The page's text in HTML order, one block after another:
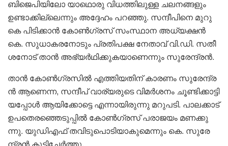
ബി​ജെ​പി​യി​ലോ ‌യാഥൊരു വിധത്തിലുള്ള ചലനങ്ങളും
ഉണ്ടാക്കില്ലെന്നും അ​ദ്ദേ​ഹം പ​റ​ഞ്ഞു. സ​ന്ദീ​പി​നെ മു​റു​
കെ പി​ടി​ക്കാ​ൻ കോ​ൺ​ഗ്ര​സ് സം​സ്ഥാ​ന അ​ധ്യ​ക്ഷ​ൻ
കെ. ​സു​ധാ​ക​ര​നോ​ടും പ്ര​തി​പ​ക്ഷ നേ​താ​വ് വി.​ഡി. സ​തീ​
ശ​നോ​ട് താൻ അ​ഭ്യ​ർ​ഥി​ക്കു​ക​യാ​ണെന്നും സുരേന്ദ്രൻ.
താ​ൻ കോ​ൺ​ഗ്ര​സി​ൽ എ​ത്തി​യ​തി​ന് കാ​ര​ണം സു​രേ​ന്ദ്ര​
ൻ ആ​ണെ​ന്ന, സ​ന്ദീ​പ് വാ​ര്യ​രു​ടെ വി​മ​ർ​ശ​നം ചൂ​ണ്ടി​ക്കാ​ട്ടി​
യ​പ്പോ​ൾ ആ​യി​ക്കോ​ട്ടെ എ​ന്നാ​യി​രു​ന്നു മറുപടി. പാ​ല​ക്കാ​ട്
ഉ​പ​തെ​ര​ഞ്ഞെ​ടു​പ്പി​ൽ കോ​ൺ​ഗ്ര​സ് പ​രാ​ജ​യം മ​ണ​ക്കു​
ന്നു. യു​ഡി​എ​ഫ് ത​വി​ടു​പൊ​ടി​യാ​കു​മെ​ന്നും കെ. ​സു​രേ​